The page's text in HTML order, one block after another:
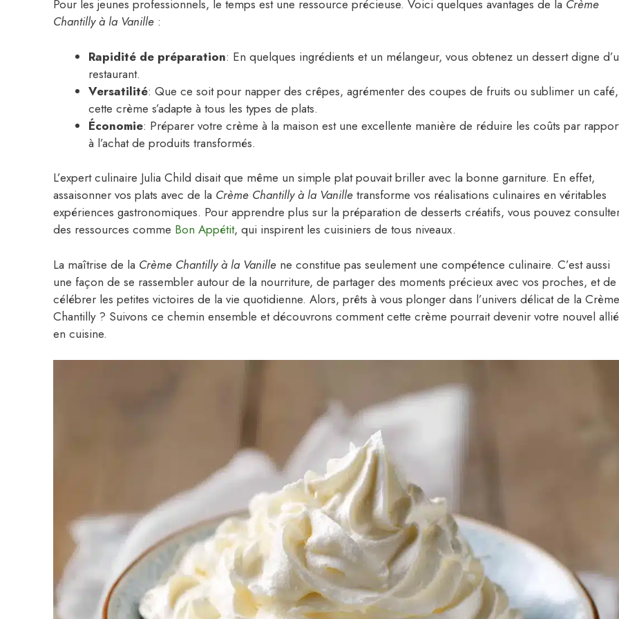
Pour les jeunes professionnels, le temps est une ressource précieuse. Voici quelques avantages de la Crème
Chantilly à la Vanille :
Rapidité de préparation: En quelques ingrédients et un mélangeur, vous obtenez un dessert digne
restaurant.
Versatilité: Que ce soit pour napper des crêpes, agrémenter des coupes de fruits ou sublimer un café,
cette crème s’adapte à tous les types de plats.
Économie: Préparer votre crème à la maison est une excellente manière de réduire les coûts par
à l’achat de produits transformés.
L’expert culinaire Julia Child disait que même un simple plat pouvait briller avec la bonne garniture. En effet,
assaisonner vos plats avec de la Crème Chantilly à la Vanille transforme vos réalisations culinaires en véritables
expériences gastronomiques. Pour apprendre plus sur la préparation de desserts créatifs, vous pouvez
des ressources comme Bon Appétit, qui inspirent les cuisiniers de tous niveaux.
La maîtrise de la Crème Chantilly à la Vanille ne constitue pas seulement une compétence culinaire. C’est aussi
une façon de se rassembler autour de la nourriture, de partager des moments précieux avec vos proches, et de
célébrer les petites victoires de la vie quotidienne. Alors, prêts à vous plonger dans l’univers délicat de la Crème
Chantilly ? Suivons ce chemin ensemble et découvrons comment cette crème pourrait devenir votre nouvel allié
en cuisine.